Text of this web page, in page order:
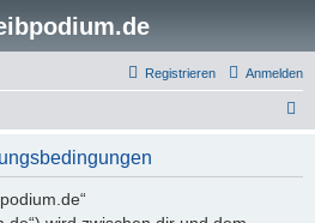
Anmelden
Registrieren